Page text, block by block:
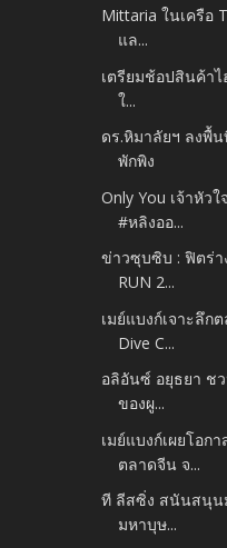
Mittaria ในเครือ
แล...
เตรียมช้อปสินค้า
ใ...
ดร.หิมาลัยฯ ลงพื้
พักพิง
Only You เจ้าหัว
#หลิงออ...
ข่าวซุบซิบ : ฟิตร่า
RUN 2...
เมย์แบงก์เจาะลึ
Dive C...
อลิอันซ์ อยุธยา ช
ของผู...
เมย์แบงก์เผยโอก
ตลาดจีน จ...
ที ลีสซิ่ง สนันสนุน
มหาบุษ...